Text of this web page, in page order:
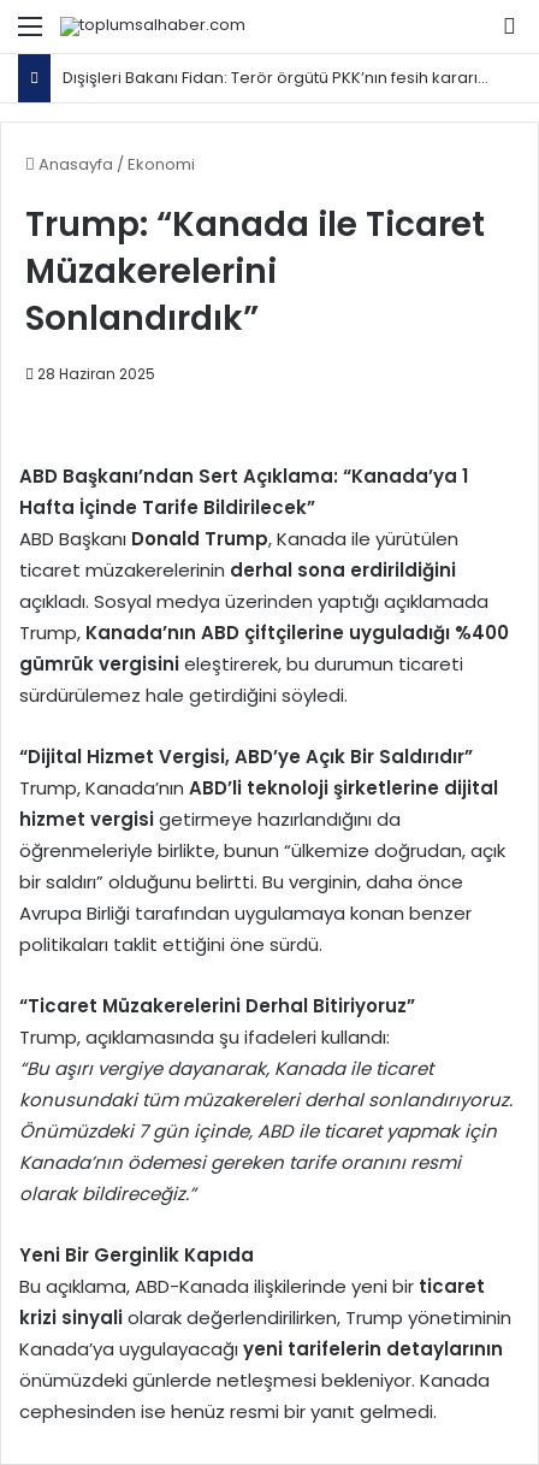
Menü
Dışişleri Bakanı Fidan: Terör örgütü PKK’nın fesih kararını takip edeceğiz
Anasayfa /Ekonomi
Trump: “Kanada ile Ticaret
Müzakerelerini
Sonlandırdık”
28 Haziran 2025
ABD Başkanı’ndan Sert Açıklama: “Kanada’ya 1
Hafta İçinde Tarife Bildirilecek”
ABD Başkanı Donald Trump, Kanada ile yürütülen
ticaret müzakerelerinin derhal sona erdirildiğini
açıkladı. Sosyal medya üzerinden yaptığı açıklamada
Trump, Kanada’nın ABD çiftçilerine uyguladığı %400
gümrük vergisinieleştirerek, bu durumun ticareti
sürdürülemez hale getirdiğini söyledi.
“Dijital Hizmet Vergisi, ABD’ye Açık Bir Saldırıdır”
Trump, Kanada’nın ABD’li teknoloji şirketlerine dijital
hizmet vergisigetirmeye hazırlandığını da
öğrenmeleriyle birlikte, bunun “ülkemize doğrudan, açık
bir saldırı” olduğunu belirtti. Bu verginin, daha önce
Avrupa Birliği tarafından uygulamaya konan benzer
politikaları taklit ettiğini öne sürdü.
“Ticaret Müzakerelerini Derhal Bitiriyoruz”
Trump, açıklamasında şu ifadeleri kullandı:
“Bu aşırı vergiye dayanarak, Kanada ile ticaret
konusundaki tüm müzakereleri derhal sonlandırıyoruz.
Önümüzdeki 7 gün içinde, ABD ile ticaret yapmak için
Kanada’nın ödemesi gereken tarife oranını resmi
olarak bildireceğiz.”
Yeni Bir Gerginlik Kapıda
Bu açıklama, ABD-Kanada ilişkilerinde yeni bir ticaret
krizi sinyaliolarak değerlendirilirken, Trump yönetiminin
Kanada’ya uygulayacağıyeni tarifelerin detaylarının
önümüzdeki günlerde netleşmesi bekleniyor. Kanada
cephesinden ise henüz resmi bir yanıt gelmedi.